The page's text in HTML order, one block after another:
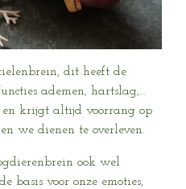
dit heeft de
ademen, hartslag,…
en krijgt altijd voorrang op
we dienen te overleven.
ook wel
basis voor onze emoties,